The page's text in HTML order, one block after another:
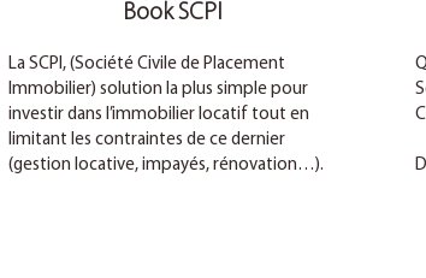
Book SCPI
La SCPI, (Société Civile de Placement
Immobilier) solution la plus simple pour
investir dans l’immobilier locatif tout en
limitant les contraintes de ce dernier
(gestion locative, impayés, rénovation…).